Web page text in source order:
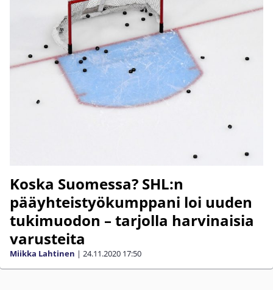
Koska Suomessa? SHL:n
pääyhteistyökumppani loi uuden
tukimuodon – tarjolla harvinaisia
varusteita
Miikka Lahtinen | 24.11.2020 17:50